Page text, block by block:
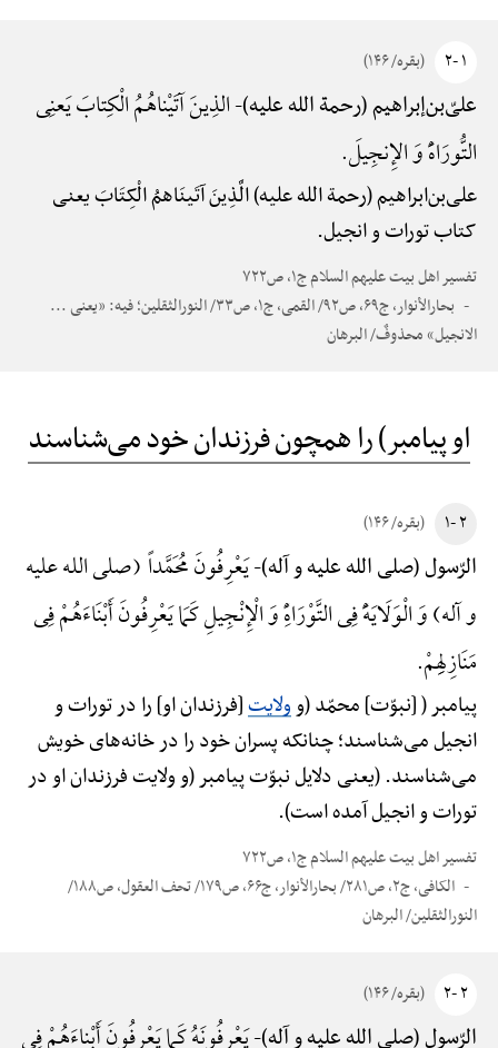
۱ -۲ (بقره/ ۱۴۶)
علیّ‌بن‌إبراهیم (رحمة الله علیه)-الذِینَ آتَیْناهُمُ الْکِتابَ یَعنِی
التُّورَاهًَْ وَ الإِنجِیلَ.
علی‌بن‌ابراهیم (رحمة الله علیه) الَّذِینَ آتَینَاهمُ الْکِتَابَ یعنی
کتاب تورات و انجیل.
تفسیر اهل بیت علیهم السلام ج۱، ص۷۲۲
بحارالأنوار، ج۶۹، ص۹۲/ القمی، ج۱، ص۳۳/ النورالثقلین؛ فیه: «یعنی ...
الانجیل» محذوفٌ/ البرهان
او پیامبر) را همچون فرزندان خود می‌شناسند
۲ -۱ (بقره/ ۱۴۶)
الرّسول (صلی الله علیه و آله)-یَعْرِفُونَ مُحَمَّداً (صلی الله علیه
و آله) وَ الْوَلَایَهًَْ فِی التَّوْرَاهًِْ وَ الْإِنْجِیلِ کَمَا یَعْرِفُونَ أَبْنَاءَهُمْ فِی
مَنَازِلِهِمْ.
پیامبر ( [نبوّت] محمّد (وولایت[فرزندان او] را در تورات و
انجیل می‌شناسند؛ چنانکه پسران خود را در خانه‌های خویش
می‌شناسند. (یعنی دلایل نبوّت پیامبر (و ولایت فرزندان او در
تورات و انجیل آمده است).
تفسیر اهل بیت علیهم السلام ج۱، ص۷۲۲
الکافی، ج۲، ص۲۸۱/ بحارالأنوار، ج۶۶، ص۱۷۹/ تحف العقول، ص۱۸۸/
النورالثقلین/ البرهان
۲ -۲ (بقره/ ۱۴۶)
الرّسول (صلی الله علیه و آله)-